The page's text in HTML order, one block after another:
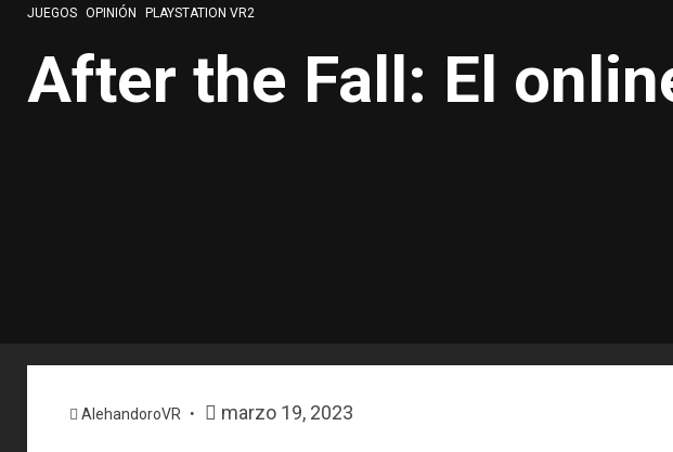
JUEGOS OPINIÓN PLAYSTATION VR2
After the Fall: El
AlehandoroVR marzo 19, 2023